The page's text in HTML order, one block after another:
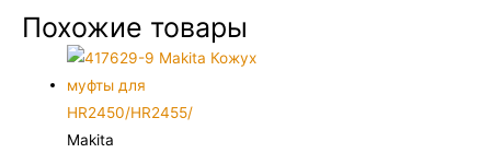
Похожие товары
Makita